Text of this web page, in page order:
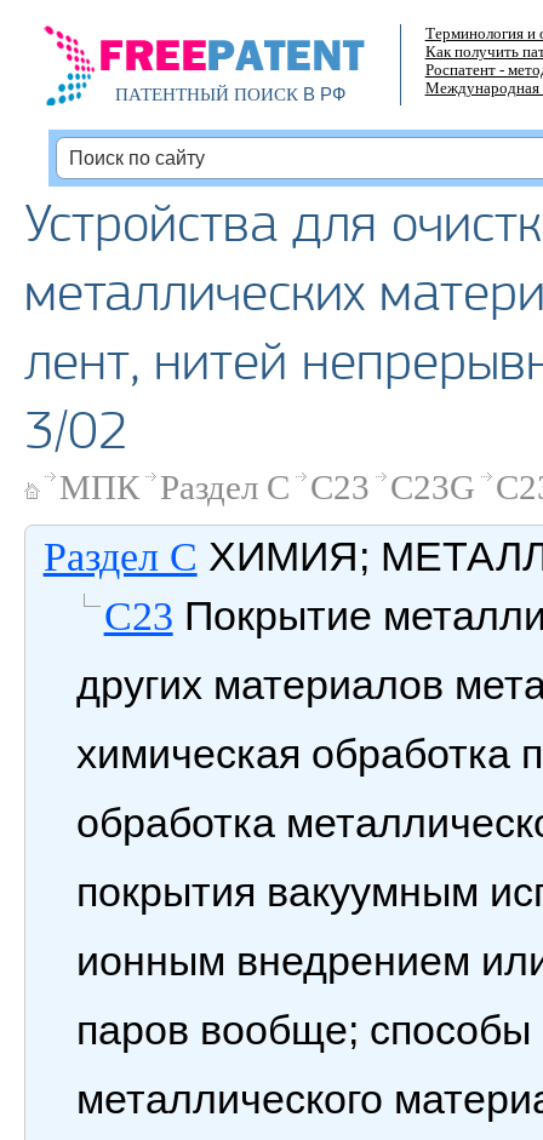
ПАТЕНТНЫЙ ПОИСКВ РФ
Терминология и
Как получить
Роспатент -
Международная
Устройства для
металлических
лент, нитей
3/02
МПК Раздел C C23 C23G
Раздел C ХИМИЯ;
C23 Покрытие
других материалов
химическая обработка
обработка
покрытия вакуумным
ионным внедрением
паров вообще;
металлического